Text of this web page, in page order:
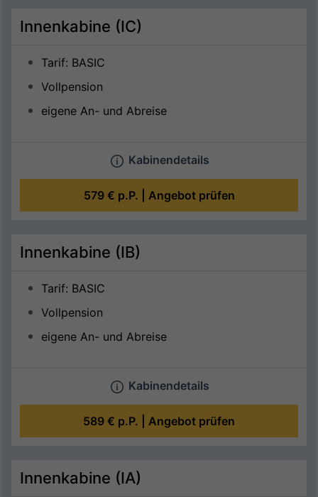
Innenkabine (IC)
Tarif: BASIC
Vollpension
eigene An- und Abreise
Kabinendetails
579 € p.P. | Angebot prüfen
Innenkabine (IB)
Tarif: BASIC
Vollpension
eigene An- und Abreise
Kabinendetails
589 € p.P. | Angebot prüfen
Innenkabine (IA)